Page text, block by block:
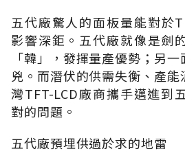
五代廠驚人的面板量能對於
影響深鉅。五代廠就像是劍
「韓」，發揮量產優勢；另
兇。而潛伏的供需失衡、產
灣TFT-LCD廠商攜手邁進到
對的問題。
五代廠預埋供過於求的地雷